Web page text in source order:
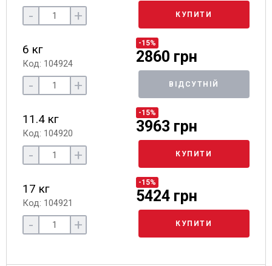
- + КУПИТИ
6 кг
Код: 104924
-15%
2860 грн
- + ВІДСУТНІЙ
11.4 кг
Код: 104920
-15%
3963 грн
- + КУПИТИ
17 кг
Код: 104921
-15%
5424 грн
- + КУПИТИ